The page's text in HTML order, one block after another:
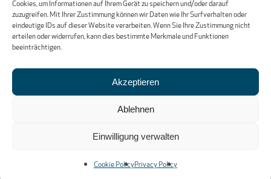
Cookies, um Informationen auf Ihrem Gerät zu speichern und/oder darauf
zuzugreifen. Mit Ihrer Zustimmung können wir Daten wie Ihr Surfverhalten oder
eindeutige IDs auf dieser Website verarbeiten. Wenn Sie Ihre Zustimmung nicht
erteilen oder widerrufen, kann dies bestimmte Merkmale und Funktionen
beeinträchtigen.
Akzeptieren
Ablehnen
Einwilligung verwalten
Cookie PolicyPrivacy Policy
Mo 09:00–13:00
Di–Fr 08:45–13:00
Sa–So geschlossen